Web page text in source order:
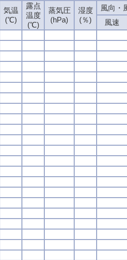
気温
(℃)
露点
温度
(℃)
蒸気圧
(hPa)
湿度
(％)
風向・
風速